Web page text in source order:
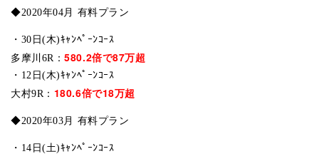
◆2020年04月 有料プラン
・30日(木)ｷｬﾝﾍﾟｰﾝｺｰｽ
多摩川6R：580.2倍で87万超
・12日(木)ｷｬﾝﾍﾟｰﾝｺｰｽ
大村9R： 180.6倍で18万超
◆2020年03月 有料プラン
・14日(土)ｷｬﾝﾍﾟｰﾝｺｰｽ